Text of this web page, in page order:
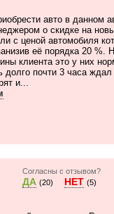
авто в данном
о скидке на
с ценой автомобиля
её порядка 20 %.
клиента это у них
долго почти 3 часа ждал
и...
Согласны с отзывом?
ДА (20) НЕТ (5)